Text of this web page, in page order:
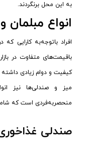
به این محل برنگردند.
انواع
افراد باتوجه‌به کارایی که
باقیمت‌های متفاوت در
کیفیت و دوام زیادی
میز و صندلی‌ها نیز
منحصربه‌فردی است که
صندلی